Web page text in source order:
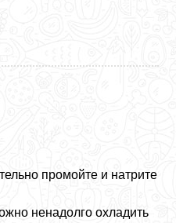
промойте и натрите
ненадолго охладить